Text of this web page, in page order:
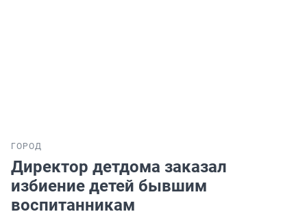
ГОРОД
Директор детдома заказал
избиение детей бывшим
воспитанникам